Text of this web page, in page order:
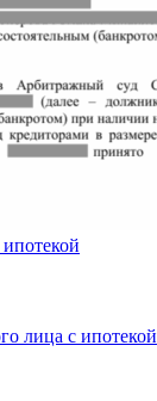
лица с ипотекой